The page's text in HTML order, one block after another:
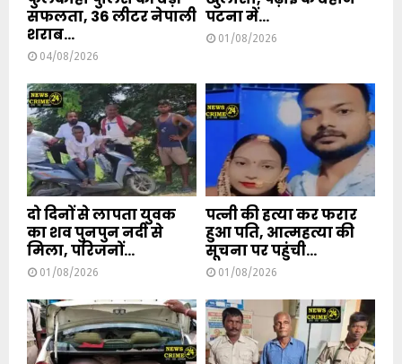
सफलता, 36 लीटर नेपाली
शराब...
04/08/2026
पटना में...
01/08/2026
दो दिनों से लापता युवक
का शव पुनपुन नदी से
मिला, परिजनों...
01/08/2026
पत्नी की हत्या कर फरार
हुआ पति, आत्महत्या की
सूचना पर पहुंची...
01/08/2026